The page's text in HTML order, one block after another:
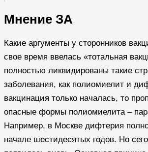
Мнение ЗА
Какие аргументы у сторонников
свое время ввелась «тотальная
полностью ликвидированы такие
заболевания, как полиомиелит и
вакцинация только началась, то
опасные формы полиомиелита –
Например, в Москве дифтерия
начале шестидесятых годов. Но